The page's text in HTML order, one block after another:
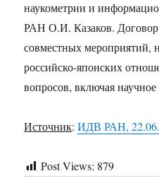
наукометрии и
РАН О.И. Казаков. Договор
совместных мероприятий,
российско-японских
вопросов, включая научное
Источник:ИДВ РАН,
Post Views: 879